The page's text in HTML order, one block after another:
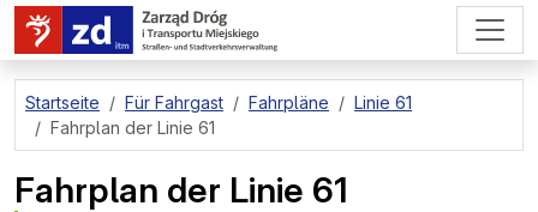
zum Hauptinhalt springen
Startseite Für Fahrgast Fahrpläne
Linie 61
Fahrplan der Linie 61
Fahrplan der Linie 61